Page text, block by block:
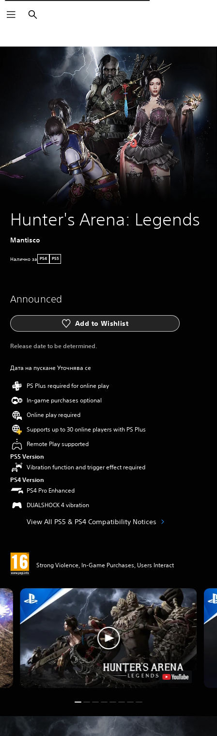
Търсене
Hunter's Arena: Legends
Mantisco
Налично за PS4 PS5
Announced
Add to Wishlist
Release date to be determined.
Дата на пускане Уточнява се
PS Plus required for online play
In-game purchases optional
Online play required
Supports up to 30 online players with PS Plus
Remote Play supported
PS5 Version
Vibration function and trigger effect required
PS4 Version
PS4 Pro Enhanced
DUALSHOCK 4 vibration
View All PS5 & PS4 Compatibility Notices
Strong Violence, In-Game Purchases, Users Interact